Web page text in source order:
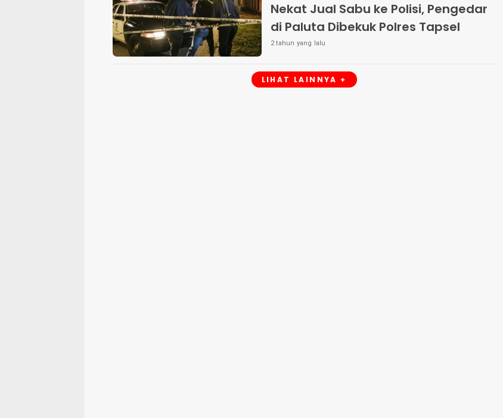
Nekat Jual Sabu ke Polisi, Pengedar
di Paluta Dibekuk Polres Tapsel
2 tahun yang lalu
LIHAT LAINNYA +